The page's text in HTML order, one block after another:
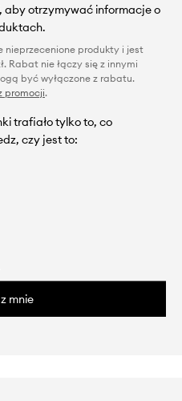
aby otrzymywać informacje o
nieprzecenione produkty i jest
Rabat nie łączy się z innymi
być wyłączone z rabatu.
promocji.
trafiało tylko to, co
czy jest to:
mnie